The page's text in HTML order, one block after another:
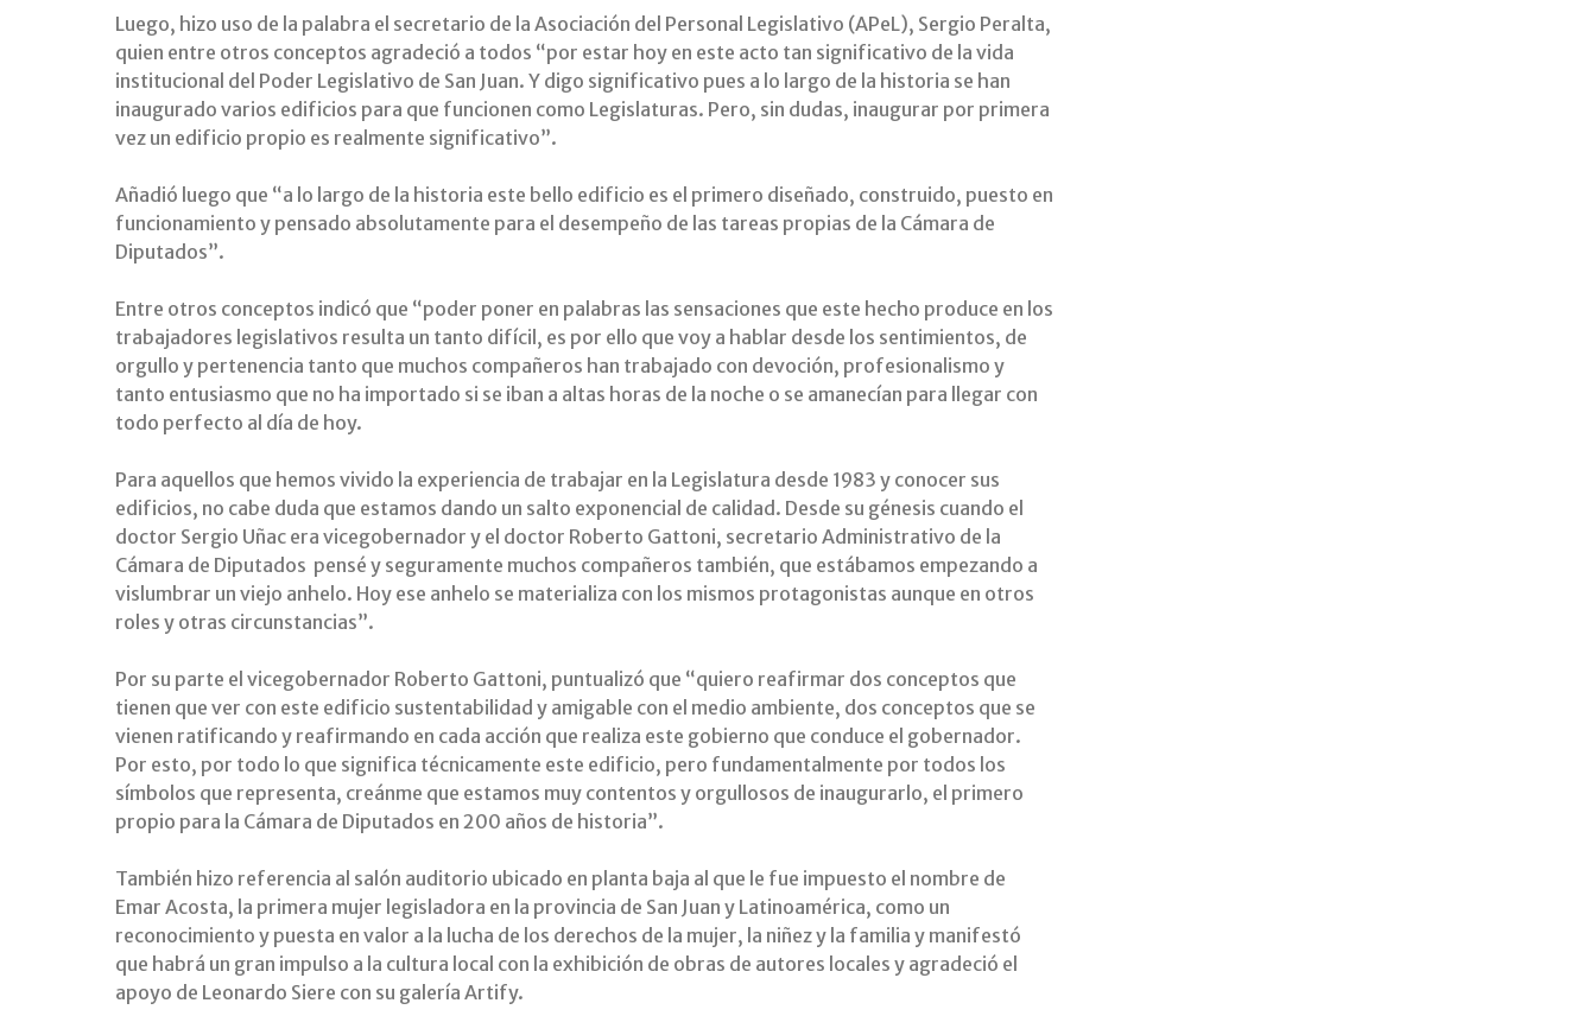
Luego, hizo uso de la palabra el secretario de la Asociación del Personal Legislativo (APeL), Sergio Peralta,
quien entre otros conceptos agradeció a todos “por estar hoy en este acto tan significativo de la vida
institucional del Poder Legislativo de San Juan. Y digo significativo pues a lo largo de la historia se han
inaugurado varios edificios para que funcionen como Legislaturas. Pero, sin dudas, inaugurar por primera
vez un edificio propio es realmente significativo”.
Añadió luego que “a lo largo de la historia este bello edificio es el primero diseñado, construido, puesto en
funcionamiento y pensado absolutamente para el desempeño de las tareas propias de la Cámara de
Diputados”.
Entre otros conceptos indicó que “poder poner en palabras las sensaciones que este hecho produce en los
trabajadores legislativos resulta un tanto difícil, es por ello que voy a hablar desde los sentimientos, de
orgullo y pertenencia tanto que muchos compañeros han trabajado con devoción, profesionalismo y
tanto entusiasmo que no ha importado si se iban a altas horas de la noche o se amanecían para llegar con
todo perfecto al día de hoy.
Para aquellos que hemos vivido la experiencia de trabajar en la Legislatura desde 1983 y conocer sus
edificios, no cabe duda que estamos dando un salto exponencial de calidad. Desde su génesis cuando el
doctor Sergio Uñac era vicegobernador y el doctor Roberto Gattoni, secretario Administrativo de la
Cámara de Diputados pensé y seguramente muchos compañeros también, que estábamos empezando a
vislumbrar un viejo anhelo. Hoy ese anhelo se materializa con los mismos protagonistas aunque en otros
roles y otras circunstancias”.
Por su parte el vicegobernador Roberto Gattoni, puntualizó que “quiero reafirmar dos conceptos que
tienen que ver con este edificio sustentabilidad y amigable con el medio ambiente, dos conceptos que se
vienen ratificando y reafirmando en cada acción que realiza este gobierno que conduce el gobernador.
Por esto, por todo lo que significa técnicamente este edificio, pero fundamentalmente por todos los
símbolos que representa, creánme que estamos muy contentos y orgullosos de inaugurarlo, el primero
propio para la Cámara de Diputados en 200 años de historia”.
También hizo referencia al salón auditorio ubicado en planta baja al que le fue impuesto el nombre de
Emar Acosta, la primera mujer legisladora en la provincia de San Juan y Latinoamérica, como un
reconocimiento y puesta en valor a la lucha de los derechos de la mujer, la niñez y la familia y manifestó
que habrá un gran impulso a la cultura local con la exhibición de obras de autores locales y agradeció el
apoyo de Leonardo Siere con su galería Artify.